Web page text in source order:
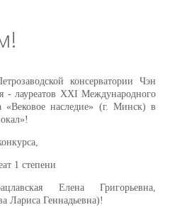
консерватории Чэн
- лауреатов XXI Международного
«Вековое наследие» (г. Минск) в
1 степени
Елена Григорьевна,
Лариса Геннадьевна)!